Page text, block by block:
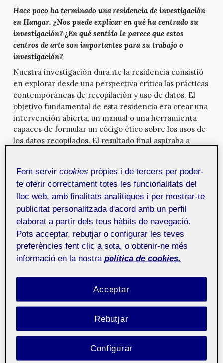
Hace poco ha terminado una residencia de investigación
en Hangar. ¿Nos puede explicar en qué ha centrado su
investigación? ¿En qué sentido le parece que estos
centros de arte son importantes para su trabajo o
investigación?
Nuestra investigación durante la residencia consistió
en explorar desde una perspectiva crítica las prácticas
contemporáneas de recopilación y uso de datos. El
objetivo fundamental de esta residencia era crear una
intervención abierta, un manual o una herramienta
capaces de formular un código ético sobre los usos de
los datos recopilados. El resultado final aspiraba a
móviles y servicios en línea. La investigación ha dado
algunos resultados en forma de mapas, por ejemplo un
mapa lógico de las autorizaciones que los usuarios
tienen que dar en el proceso de instalación de las
aplicaciones para teléfonos móviles, caminos de datos
a los cien webs más visitados por usuarios ubicados en
España y un mapa de red topológico deGuifi.net.
investigación o para su investigación son necesarias las
herramientas visuales? ¿Puede explicarnos cómo decide
utilizar datos, minería de datos y visualización de datos
para investigar sobre temas?
Podemos decir que el aspecto visual es un elemento
esencial de nuestra investigación. No utilizamos la
visualización de datos solo para ilustrar algo, sino que
Fem servircookies pròpies i de tercers per poder-
te oferir correctament totes les funcionalitats del
lloc web, amb finalitats analítiques i per mostrar-te
publicitat personalitzada d'acord amb un perfil
elaborat a partir dels teus hàbits de navegació.
Pots acceptar, rebutjar o configurar les teves
preferències fent clic a sota, o obtenir-ne més
informació en la nostra política de cookies.
Rebutjar
Acceptar
Configurar